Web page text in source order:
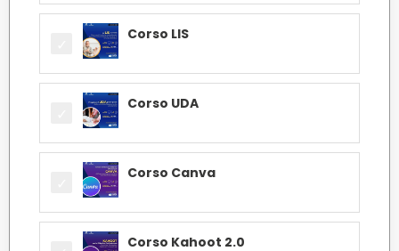
Corso LIS
Corso UDA
Corso Canva
Corso Kahoot 2.0